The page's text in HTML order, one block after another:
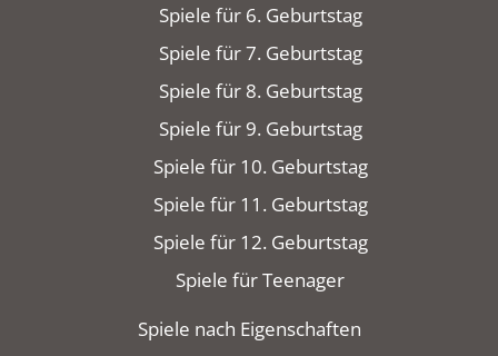
Spiele für 6. Geburtstag
Spiele für 7. Geburtstag
Spiele für 8. Geburtstag
Spiele für 9. Geburtstag
Spiele für 10. Geburtstag
Spiele für 11. Geburtstag
Spiele für 12. Geburtstag
Spiele für Teenager
Spiele nach Eigenschaften